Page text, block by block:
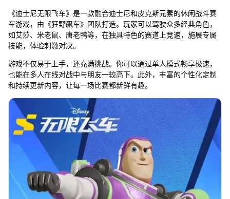
《迪士尼无限飞车》是一款融合迪士尼和皮克斯元素的休闲战斗赛
车游戏，由《狂野飙车》团队打造。玩家可以驾驶众多经典角色，
如艾莎、米老鼠、唐老鸭等，在独具特色的赛道上竞速，施展专属
技能，体验刺激对决。
游戏不仅易于上手，还充满挑战。你可以通过单人模式畅享极速，
也能在多人在线对战中与朋友一较高下。此外，丰富的个性化定制
和持续更新内容，让每一场比赛都新鲜有趣。